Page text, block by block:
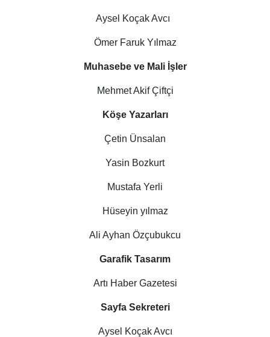
Aysel Koçak Avcı
Ömer Faruk Yılmaz
Muhasebe ve Mali İşler
Mehmet Akif Çiftçi
Köşe Yazarları
Çetin Ünsalan
Yasin Bozkurt
Mustafa Yerli
Hüseyin yılmaz
Ali Ayhan Özçubukcu
Garafik Tasarım
Artı Haber Gazetesi
Sayfa Sekreteri
Aysel Koçak Avcı